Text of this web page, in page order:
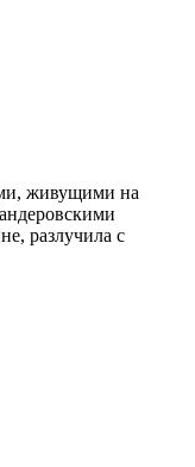
живущими на
разлучила с